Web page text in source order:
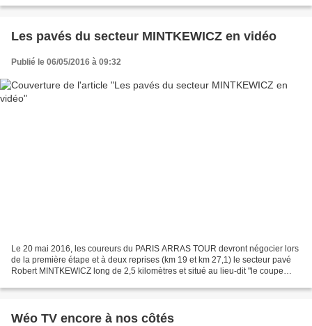
Les pavés du secteur MINTKEWICZ en vidéo
Publié le 06/05/2016 à 09:32
Le 20 mai 2016, les coureurs du PARIS ARRAS TOUR devront négocier lors
de la première étape et à deux reprises (km 19 et km 27,1) le secteur pavé
Robert MINTKEWICZ long de 2,5 kilomètres et situé au lieu-dit "le coupe
Wéo TV encore à nos côtés